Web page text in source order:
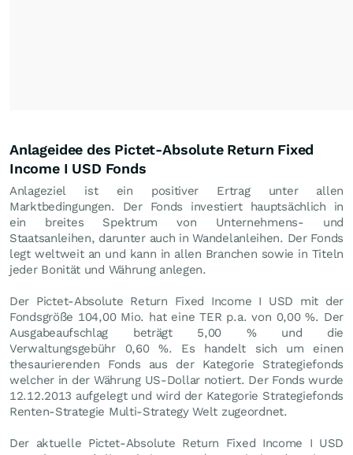
Anlageidee des Pictet-Absolute Return Fixed
Income I USD Fonds
Anlageziel ist ein positiver Ertrag unter allen
Marktbedingungen. Der Fonds investiert hauptsächlich in
ein breites Spektrum von Unternehmens- und
Staatsanleihen, darunter auch in Wandelanleihen. Der Fonds
legt weltweit an und kann in allen Branchen sowie in Titeln
jeder Bonität und Währung anlegen.
Der Pictet-Absolute Return Fixed Income I USD mit der
Fondsgröße 104,00 Mio. hat eine TER p.a. von 0,00 %. Der
Ausgabeaufschlag beträgt 5,00 % und die
Verwaltungsgebühr 0,60 %. Es handelt sich um einen
thesaurierenden Fonds aus der Kategorie Strategiefonds
welcher in der Währung US-Dollar notiert. Der Fonds wurde
12.12.2013 aufgelegt und wird der Kategorie Strategiefonds
Renten-Strategie Multi-Strategy Welt zugeordnet.
Der aktuelle Pictet-Absolute Return Fixed Income I USD